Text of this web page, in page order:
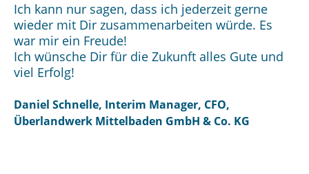
Ich kann nur sagen, dass ich jederzeit gerne
wieder mit Dir zusammenarbeiten würde. Es
war mir ein Freude!
Ich wünsche Dir für die Zukunft alles Gute und
viel Erfolg!
Daniel Schnelle, Interim Manager, CFO,
Überlandwerk Mittelbaden GmbH & Co. KG